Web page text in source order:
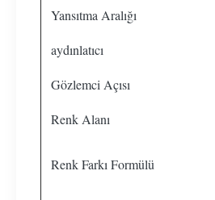
Yansıtma Aralığı
aydınlatıcı
Gözlemci Açısı
Renk Alanı
Renk Farkı Formülü